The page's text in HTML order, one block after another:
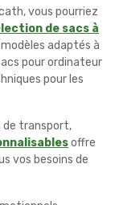
vous pourriez
de sacs à
adaptés à
pour ordinateur
pour les
de transport,
offre
vos besoins de